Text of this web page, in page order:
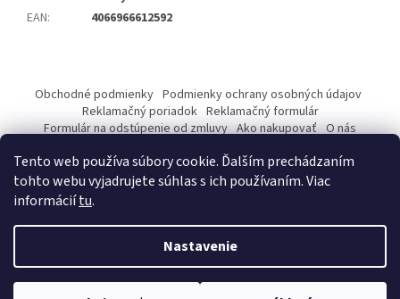
Tento web používa súbory cookie. Ďalším prechádzaním
tohto webu vyjadrujete súhlas s ich používaním. Viac
informáciítu.
Nastavenie
EAN: 4066966612592
ä
Obchodné podmienky Podmienky ochrany osobných údajov
Reklamačný poriadok Reklamačný formulár
Formulár na odstúpenie od zmluvy Ako nakupovať O nás
Copyright 2026pwetech.store. Všetky práva vyhradené.Upraviť